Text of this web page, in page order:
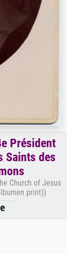
Président
Saints des
Church of Jesus
print))